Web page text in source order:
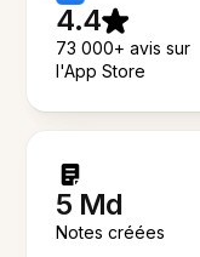
4.4
73 000+ avis sur
l'App Store
5 Md
Notes créées